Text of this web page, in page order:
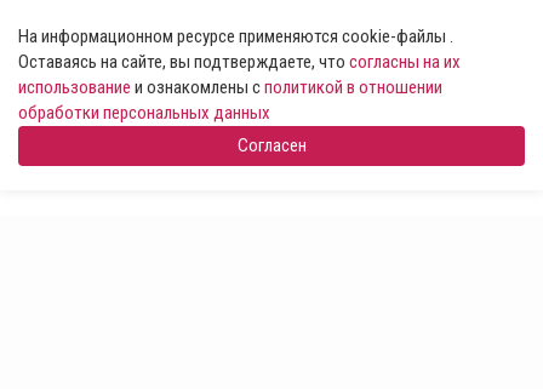
На информационном ресурсе применяются cookie-файлы .
Оставаясь на сайте, вы подтверждаете, что согласны на их
использование и ознакомлены сполитикой в отношении
обработки персональных данных
Согласен